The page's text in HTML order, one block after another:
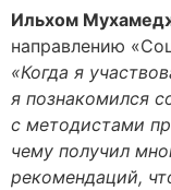
Ильхом
направлению
«Когда я
я познакомился
с методистами
чему получил
рекомендаций,